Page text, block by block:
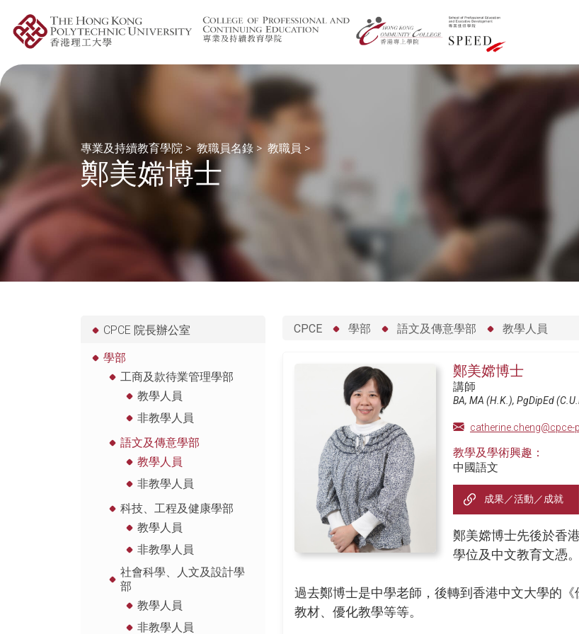
專業及持續教育學院 > 教職員名錄 > 教職員 >
鄭美嫦博士
CPCE 院長辦公室
學部
工商及款待業管理學部
教學人員
非教學人員
語文及傳意學部
教學人員
非教學人員
科技、工程及健康學部
教學人員
非教學人員
社會科學、人文及設計學
部
教學人員
非教學人員
CPCE 學部 語文及傳意學部 教學人員
鄭美嫦博士
講師
BA, MA (H.K.), PgDipEd
catherine.cheng@cpce-
教學及學術興趣：
中國語文
成果／活動／成就
鄭美嫦博士先後於香
學位及中文教育文憑。
過去鄭博士是中學老師，後轉到香港中文大學的
教材、優化教學等等。